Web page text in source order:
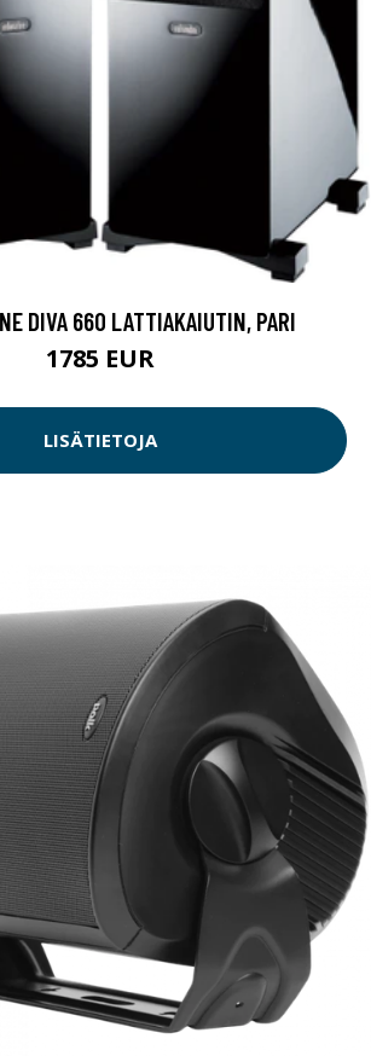
DIVA 660 LATTIAKAIUTIN, PARI
1785 EUR
LISÄTIETOJA